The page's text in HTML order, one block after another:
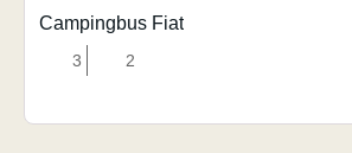
Campingbus Fiat
3 2